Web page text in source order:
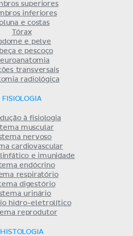
superiores
inferiores
e costas
Tórax
e pelve
e pescoço
transversais
radiológica
FISIOLOGIA
à fisiologia
muscular
nervoso
cardiovascular
e imunidade
endócrino
respiratório
digestório
urinário
hidro-eletrolítico
reprodutor
HISTOLOGIA